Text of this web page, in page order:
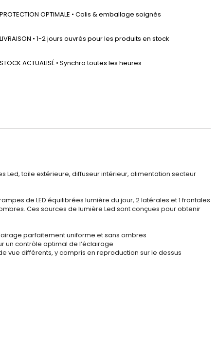
PROTECTION OPTIMALE • Colis & emballage soignés
LIVRAISON • 1-2 jours ouvrés pour les produits en stock
STOCK ACTUALISÉ • Synchro toutes les heures
Led, toile extérieure, diffuseur intérieur, alimentation secteur
de LED équilibrées lumière du jour, 2 latérales et 1 frontales
Ces sources de lumière Led sont conçues pour obtenir
parfaitement uniforme et sans ombres
un contrôle optimal de l’éclairage
vue différents, y compris en reproduction sur le dessus